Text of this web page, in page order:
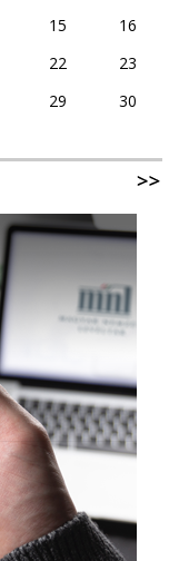
15
16
22
23
29
30